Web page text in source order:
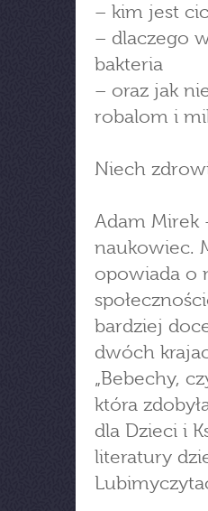
– kim jest
– dlaczego
bakteria
– oraz jak
robalom i
Niech
Adam Mirek
naukowiec.
opowiada o
bardziej
dwóch
„Bebechy,
która
dla Dzieci i
literatury